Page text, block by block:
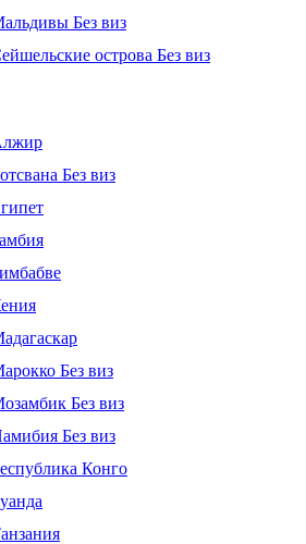
Без виз
острова Без виз
Без виз
Без виз
Без виз
Без виз
Конго